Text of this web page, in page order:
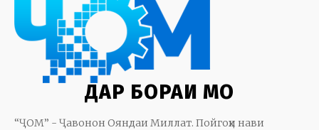
ДАР БОРАИ МО
“ҶОМ” - Ҷавонон Ояндаи Миллат. Пойгоҳи нави